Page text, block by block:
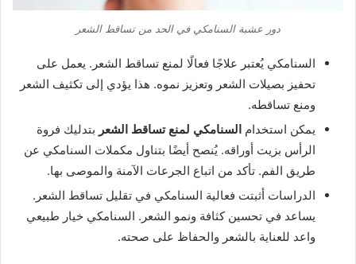
دور عشبة السنامكي في الحد من تساقط الشعر
السنامكي يُعتبر علاجًا فعالًا لمنع تساقط الشعر. يعمل على
تحفيز بصيلات الشعر وتعزيز نموه. هذا يؤدي إلى تكثيف الشعر
ومنع تساقطه.
يمكن استخدام السنامكي لمنع تساقط الشعر بتدليك فروة
الرأس بزيت أوراقه. يُنصح أيضًا بتناول مكملات السنامكي عن
طريق الفم. تأكد من اتباع الجرعات الآمنة والموصى بها.
الدراسات أثبتت فعالية السنامكي في تقليل تساقط الشعر.
يساعد في تحسين كثافة ونمو الشعر. السنامكي خيار طبيعي
واعد للعناية بالشعر والحفاظ على صحته.